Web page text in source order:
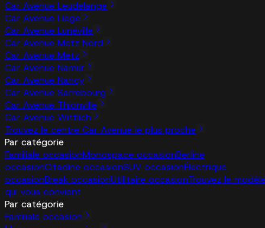
Car Avenue Leudelange
Car Avenue Liege
Car Avenue Lunéville
Car Avenue Metz Nord
Car Avenue Metz
Car Avenue Namur
Car Avenue Nancy
Car Avenue Sarrebourg
Car Avenue Thionville
Car Avenue Wittlich
Trouvez le centre Car Avenue le plus proche
Par catégorie
Familiale occasionMonospace occasionBerline
occasionCitadine occasionSUV occasionÉlectrique
occasionBreak occasionUtilitaire occasionTrouvez le
qui vous convient
Par catégorie
Familiale occasion